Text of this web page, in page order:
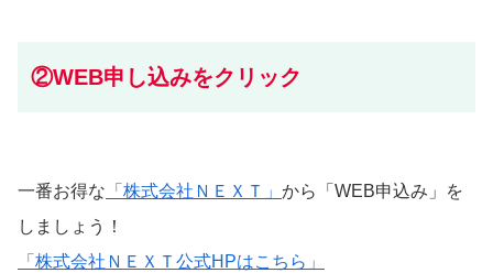
②WEB申し込みをクリック
一番お得な 「株式会社ＮＥＸＴ」 から「WEB申込み」を
しましょう！
「株式会社ＮＥＸＴ公式HPはこちら」